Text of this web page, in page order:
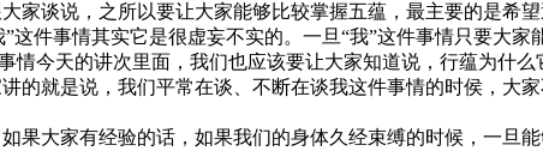
说，之所以要让大家能够比较掌握五蕴，最主要的是希望
这件事情其实它是很虚妄不实的。一旦“我”这件事情只要大
情今天的讲次里面，我们也应该要让大家知道说，行蕴为什么
就是说，我们平常在谈、不断在谈我这件事情的时侯，大
大家有经验的话，如果我们的身体久经束缚的时候，一旦